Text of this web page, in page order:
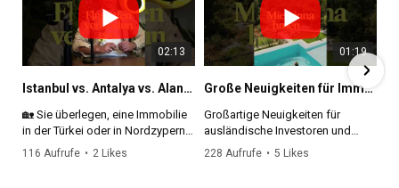
02:13
Istanbul vs. Antalya vs. Alanya vs. Nordzypern 🇹🇷🇨🇾 Wo lohnt sich der Immobilienkauf 2026?
🏡 Sie überlegen, eine Immobilie
in der Türkei oder in Nordzypern
zu kaufen?
116 Aufrufe • 2 Likes
01:19
Große Neuigkeiten für Immobilienkäufer in der Türkei | Geschlossene Stadtviertel wieder offen
Großartige Neuigkeiten für
ausländische Investoren und
Immobilienkäufer in der Türkei!
228 Aufrufe • 5 Likes
02:16
So wählen ausländische Käufer eine vertrauenswürdige Immobilienagentur in der Türkei
Der Kauf einer Immobilie in der
Türkei kann eine große Chance
sein. Gleichzeitig ist die Wahl der
230 Aufrufe • 0 Likes
02:41
Türkei Neues Steuerparadies
Wird die Türkei zum neuen
Steuerparadies für internationale
Investoren und Auswanderer?
414 Aufrufe • 10 Likes